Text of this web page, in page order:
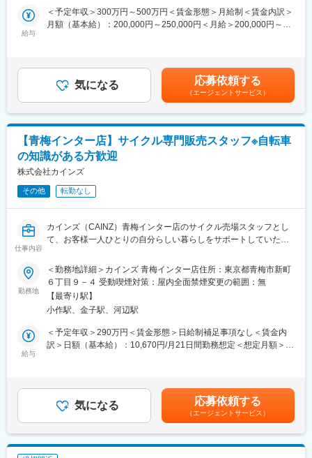
衛生用品などの作業用品販売を行う当社にて、ルート法人営業を
お任せいたします。
だいた商品をお届け。
・その際に、お困りごとがないかを聞いたり、他の商品のご案内
・注文品の配達、チラシの案内
・新商品の提案やニーズのヒアリング
・商談・見積書作成(無理な営業はなし)
・1日5~15件、愛知県内の既存顧客訪問
◇ノルマ目標なし・飛び込みやテレアポなし
◇既存顧客中心
◇残業少なめ(残業月平均20時間程)
◇愛知県内のみ!出張や遠方の心配ナシ
1着の注文から20~30着の大型注文まで、ニーズは幅広くありま
す。
未経験の方でも、まずは先輩と一緒に営業をおこないますので安
心してください。
す。もちろん、困ったときはべテラン社員がサポートします。
・もちろん、主任⇒課長⇒所長とポジションが上がると収入もア
ップ。
・頑張りがしっかり収入に反映されるので、チャレンジし甲斐が
あるはずです。
給与
＜予定年収＞300万円～500万円＜賃金形態＞月給制＜賃金内訳＞
月額（基本給）：200,000円～250,000円＜月給＞200,000円～
下する可能性があります。月給(月額)は固定手当を含めた表記で
す。
気になる 応募依頼する
（エージェントサービス）
【青梅インター店】サイクル専門販売スタッフ※自転車
の知識がある方歓迎
株式会社カインズ
その他 転勤なし
仕事内容
カインズ（CAINZ）青梅インター店のサイクル売場スタッフとし
て、お客様一人ひとりの自分らしい暮らしをサポートしていただ
■業務詳細：
サイクル売場での接客販売・売場づくり・商品管理等
・サイクル用品の荷受、検品、売場への品出し等
・組立整備、パンク修理、注文受付
・ブレーキゴムの取り替え、調整
お客様からの相談対応、アドバイザーとして活躍していただきま
す。
困りごとやお客様のニーズ実現の為に積極的な会話を意識してい
ます。
■売場づくりは新たな楽しさの発見：季節ごとのお客様のニーズを
を受賞している魅力的なオリジナル商品が多く、種類も充実。し
勤務地
＜勤務地詳細＞カインズ 青梅インター店住所：東京都青梅市新町
６丁目９－４ 受動喫煙対策：屋内全面禁煙変更の範囲：無
【最寄り駅】
小作駅、金子駅、河辺駅
給与
＜予定年収＞290万円＜賃金形態＞日給制補足事項なし＜賃金内
訳＞日額（基本給）：10,670円/月21日間勤務想定＜想定月額＞
安の金額であり、選考を通じて上下する可能性があります。月給
(月額)は固定手当を含めた表記です。
気になる 応募依頼する
（エージェントサービス）